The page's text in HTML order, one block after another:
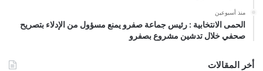
منذ أسبوعين
الحمى الانتخابية : رئيس جماعة صفرو يمنع مسؤول من الإدلاء بتصريح
صحفي خلال تدشين مشروع بصفرو
أخر المقالات